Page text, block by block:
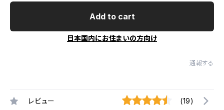
Add to cart
日本国内にお住まいの方向け
通報する
レビュー (19)